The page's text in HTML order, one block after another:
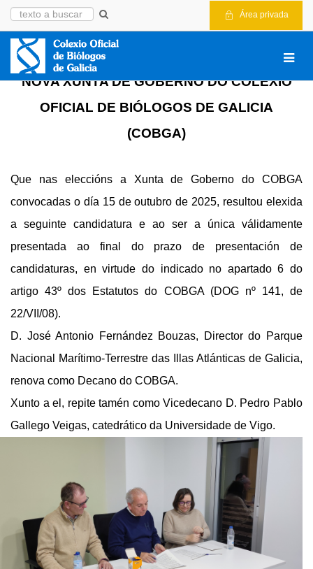
Área privada
NOVA XUNTA DE GOBERNO DO COLEXIO
OFICIAL DE BIÓLOGOS DE GALICIA
(COBGA)
Que nas eleccións a Xunta de Goberno do COBGA
convocadas o día 15 de outubro de 2025, resultou elexida
a seguinte candidatura e ao ser a única válidamente
presentada ao final do prazo de presentación de
candidaturas, en virtude do indicado no apartado 6 do
artigo 43º dos Estatutos do COBGA (DOG nº 141, de
22/VII/08).
D. José Antonio Fernández Bouzas, Director do Parque
Nacional Marítimo-Terrestre das Illas Atlánticas de Galicia,
renova como Decano do COBGA.
Xunto a el, repite tamén como Vicedecano D. Pedro Pablo
Gallego Veigas, catedrático da Universidade de Vigo.